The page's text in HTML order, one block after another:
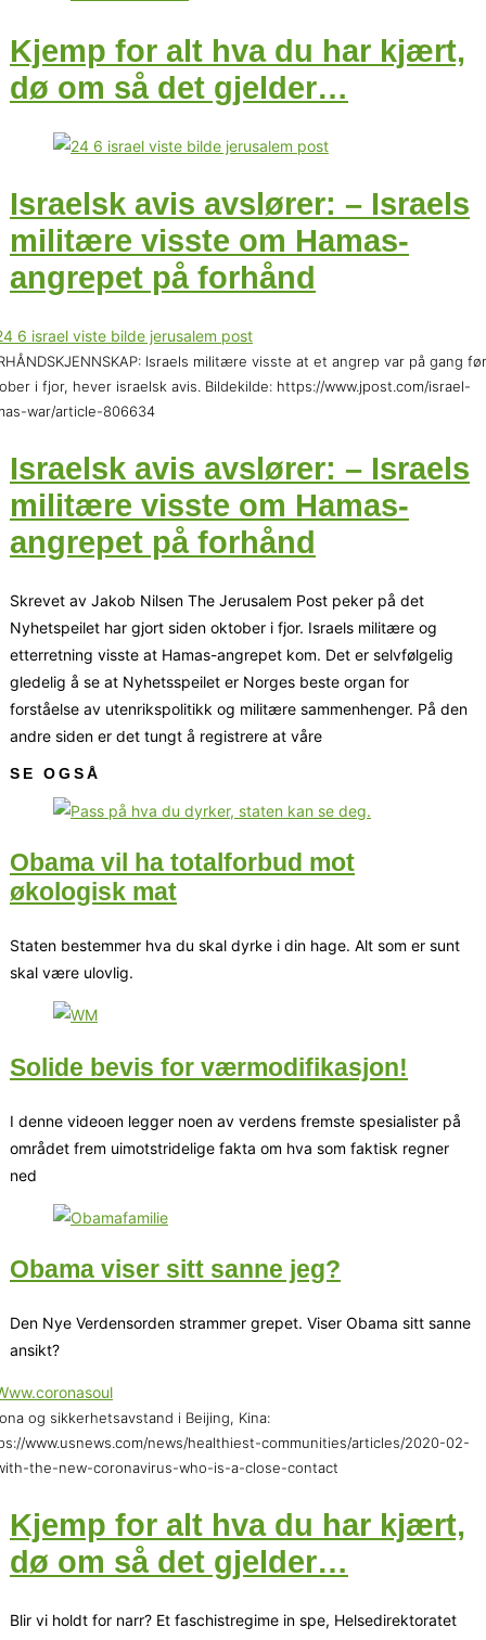
Kjemp for alt hva du har kjært,
dø om så det gjelder…
Israelsk avis avslører: – Israels
militære visste om Hamas-
angrepet på forhånd
Israels militære visste at et angrep var på gang
i fjor, hever israelsk avis. Bildekilde: https://www.jpost.com/israel-
war/article-806634
Israelsk avis avslører: – Israels
militære visste om Hamas-
angrepet på forhånd
Skrevet av Jakob Nilsen The Jerusalem Post peker på det
Nyhetspeilet har gjort siden oktober i fjor. Israels militære og
etterretning visste at Hamas-angrepet kom. Det er selvfølgelig
gledelig å se at Nyhetsspeilet er Norges beste organ for
forståelse av utenrikspolitikk og militære sammenhenger. På den
andre siden er det tungt å registrere at våre
SE OGSÅ
Obama vil ha totalforbud mot
økologisk mat
Staten bestemmer hva du skal dyrke i din hage. Alt som er sunt
skal være ulovlig.
Solide bevis for værmodifikasjon!
I denne videoen legger noen av verdens fremste spesialister på
området frem uimotstridelige fakta om hva som faktisk regner
ned
Obama viser sitt sanne jeg?
Den Nye Verdensorden strammer grepet. Viser Obama sitt sanne
ansikt?
og sikkerhetsavstand i Beijing, Kina:
www.usnews.com/news/healthiest-communities/articles/2020-02-
the-new-coronavirus-who-is-a-close-contact
Kjemp for alt hva du har kjært,
dø om så det gjelder…
Blir vi holdt for narr? Et faschistregime in spe, Helsedirektoratet